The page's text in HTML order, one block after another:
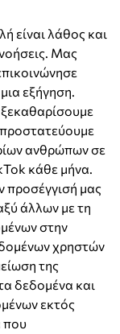
είναι λάθος και
Μας
εξήγηση.
ανθρώπων σε
κάθε μήνα.
προσέγγισή μας
άλλων με τη
στην
χρηστών
της
δεδομένα και
εκτός
που